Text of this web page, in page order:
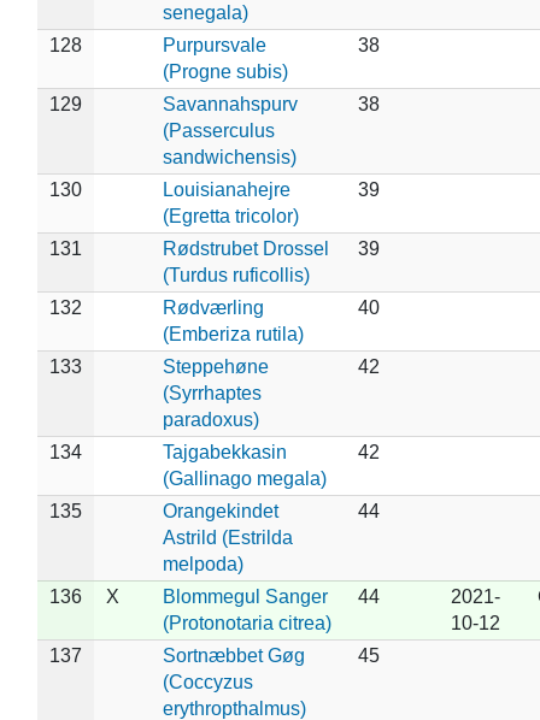
senegala)
128
Purpursvale
(Progne subis)
38
129
Savannahspurv
(Passerculus
sandwichensis)
38
130
Louisianahejre
(Egretta tricolor)
39
131
Rødstrubet Drossel
(Turdus ruficollis)
39
132
Rødværling
(Emberiza rutila)
40
133
Steppehøne
(Syrrhaptes
paradoxus)
42
134
Tajgabekkasin
(Gallinago megala)
42
135
Orangekindet
Astrild (Estrilda
melpoda)
44
136 X
Blommegul Sanger
(Protonotaria citrea)
44
2021-
10-12
137
Sortnæbbet Gøg
(Coccyzus
erythropthalmus)
45